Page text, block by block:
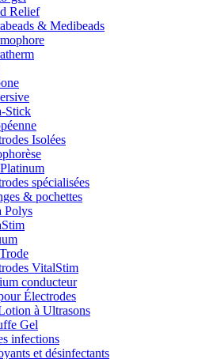
Relief
& Medibeads
Stick
Isolées
spécialisées
& pochettes
Polys
VitalStim
conducteur
Électrodes
à Ultrasons
Gel
infections
et désinfectants